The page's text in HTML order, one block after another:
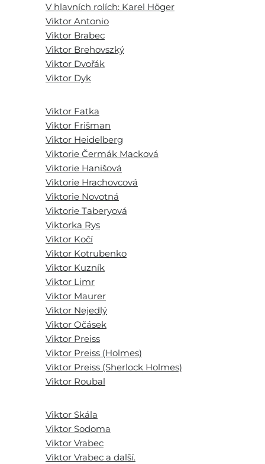
V hlavních rolích: Karel Höger
Viktor Antonio
Viktor Brabec
Viktor Brehovszký
Viktor Dvořák
Viktor Dyk
Viktor Fatka
Viktor Frišman
Viktor Heidelberg
Viktorie Čermák Macková
Viktorie Hanišová
Viktorie Hrachovcová
Viktorie Novotná
Viktorie Taberyová
Viktorka Rys
Viktor Kočí
Viktor Kotrubenko
Viktor Kuzník
Viktor Limr
Viktor Maurer
Viktor Nejedlý
Viktor Očásek
Viktor Preiss
Viktor Preiss (Holmes)
Viktor Preiss (Sherlock Holmes)
Viktor Roubal
Viktor Skála
Viktor Sodoma
Viktor Vrabec
Viktor Vrabec a další.